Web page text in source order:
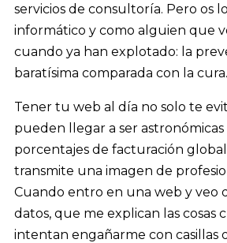
servicios de consultoría. Pero os
informático y como alguien que
cuando ya han explotado: la
baratísima comparada con la cura.
Tener tu web al día no solo te
pueden llegar a ser astronómicas
porcentajes de facturación
transmite una imagen de
Cuando entro en una web y veo
datos, que me explican las cosas
intentan engañarme con casillas